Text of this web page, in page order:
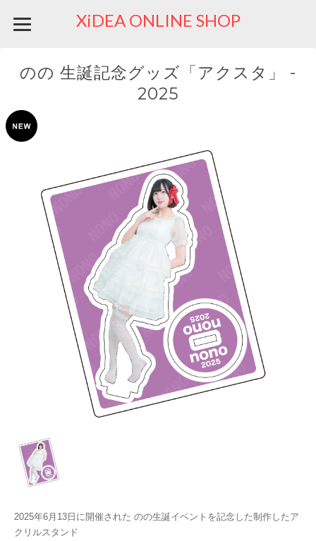
XiDEA ONLINE SHOP
のの 生誕記念グッズ「アクスタ」 -
2025
2025年6月13日に開催された のの生誕イベントを記念した制作したア
クリルスタンド